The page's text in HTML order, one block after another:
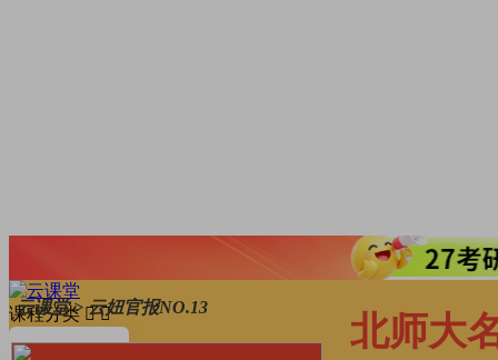
课程分类
考研·升学
云课堂 > 云妞官报NO.13
北师大